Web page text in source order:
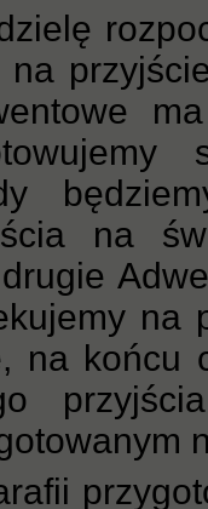
na
na
na
na końcu